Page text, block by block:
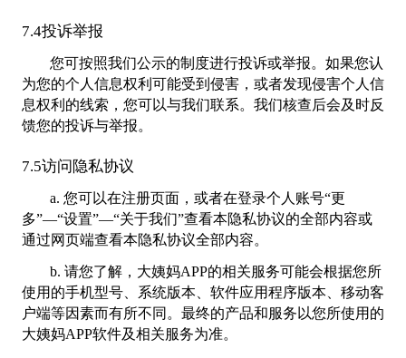
7.4投诉举报
您可按照我们公示的制度进行投诉或举报。如果您认
为您的个人信息权利可能受到侵害，或者发现侵害个人信
息权利的线索，您可以与我们联系。我们核查后会及时反
馈您的投诉与举报。
7.5访问隐私协议
a. 您可以在注册页面，或者在登录个人账号“更
多”—“设置”—“关于我们”查看本隐私协议的全部内容或
通过网页端查看本隐私协议全部内容。
b. 请您了解，大姨妈APP的相关服务可能会根据您所
使用的手机型号、系统版本、软件应用程序版本、移动客
户端等因素而有所不同。最终的产品和服务以您所使用的
大姨妈APP软件及相关服务为准。